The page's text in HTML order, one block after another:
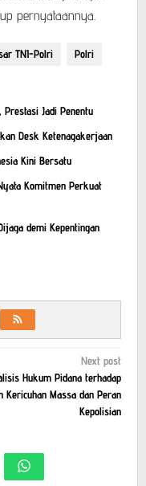
pernyataannya.
TNI-Polri Polri
Jadi Penentu
Desk Ketenagakerjaan
Kini Bersatu
Komitmen Perkuat
demi Kepentingan
Next post
Hukum Pidana terhadap
Kericuhan Massa dan Peran
Kepolisian